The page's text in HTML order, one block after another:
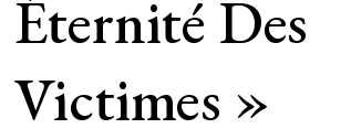
Éternité Des
Victimes »